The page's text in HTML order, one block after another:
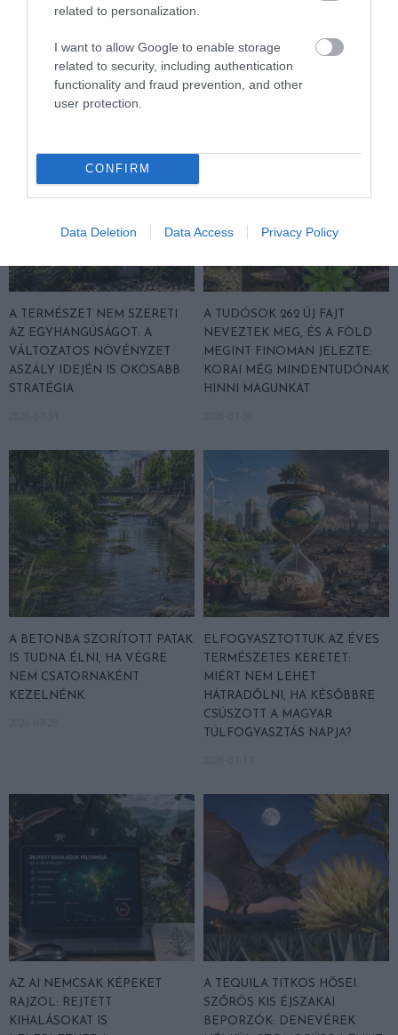
related to personalization.
I want to allow Google to enable storage
related to security, including authentication
functionality and fraud prevention, and other
user protection.
CONFIRM
Data Deletion Data Access Privacy Policy
NEM CSAK A FÖLD
SZÍVJA KI A VIZET A
NÖVÉNYEKBŐL
2026-08-04
FEDŐ, ÉS MI TÖRTÉNIK
ALATTA A TERMÉSZETTEL?
2026-08-03
A TERMÉSZET NEM SZERETI
AZ EGYHANGÚSÁGOT: A
VÁLTOZATOS NÖVÉNYZET
ASZÁLY IDEJÉN IS OKOSABB
STRATÉGIA
A TUDÓSOK 262 ÚJ FAJT
NEVEZTEK MEG, ÉS A FÖLD
MEGINT FINOMAN JELEZTE:
KORAI MÉG MINDENTUDÓNAK
HINNI MAGUNKAT
A BETONBA SZORÍTOTT PATAK
IS TUDNA ÉLNI, HA VÉGRE
NEM CSATORNAKÉNT
KEZELNÉNK
ELFOGYASZTOTTUK AZ ÉVES
TERMÉSZETES KERETET:
MIÉRT NEM LEHET
HÁTRADŐLNI, HA KÉSŐBBRE
CSÚSZOTT A MAGYAR
TÚLFOGYASZTÁS NAPJA?
AZ AI NEMCSAK KÉPEKET
RAJZOL: REJTETT
KIHALÁSOKAT IS
A TEQUILA TITKOS HŐSEI
SZŐRÖS KIS ÉJSZAKAI
BEPORZÓK: DENEVÉREK